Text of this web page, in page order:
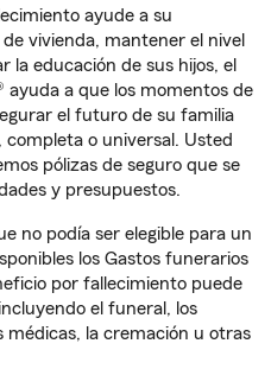
ayude a su
vivienda, mantener el nivel
la educación de sus hijos, el
ayuda a que los momentos de
el futuro de su familia
completa o universal. Usted
pólizas de seguro que se
y presupuestos.
no podía ser elegible para un
los Gastos funerarios
por fallecimiento puede
el funeral, los
la cremación u otras